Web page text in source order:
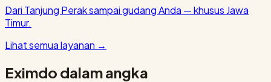
Dari Tanjung Perak sampai gudang Anda — khusus Jawa
Timur.
Lihat semua layanan →
Eximdo dalam angka